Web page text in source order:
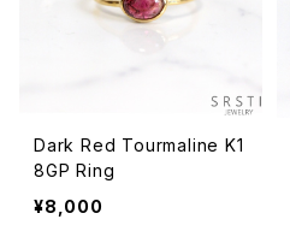
Dark Red Tourmaline K1
8GP Ring
¥8,000